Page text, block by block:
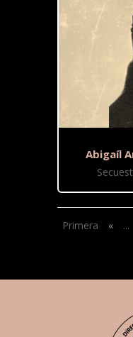
Abigaíl
Primera « ...